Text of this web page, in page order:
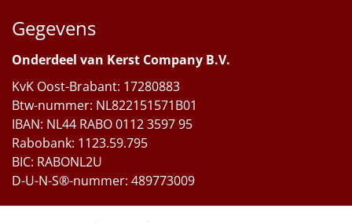
Gegevens
Onderdeel van Kerst Company B.V.
KvK Oost-Brabant: 17280883
Btw-nummer: NL822151571B01
IBAN: NL44 RABO 0112 3597 95
Rabobank: 1123.59.795
BIC: RABONL2U
D-U-N-S®-nummer: 489773009